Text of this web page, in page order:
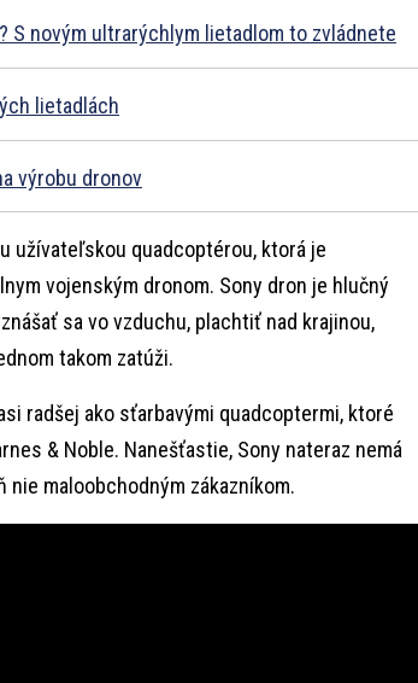
S novým ultrarýchlym lietadlom to zvládnete
lietadlách
výrobu dronov
užívateľskou quadcoptérou, ktorá je
vojenským dronom. Sony dron je hlučný
sa vo vzduchu, plachtiť nad krajinou,
takom zatúži.
radšej ako sťarbavými quadcoptermi, ktoré
& Noble. Nanešťastie, Sony nateraz nemá
maloobchodným zákazníkom.